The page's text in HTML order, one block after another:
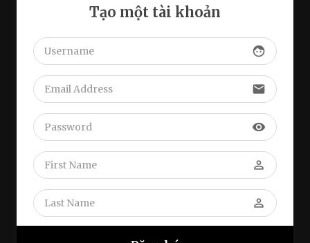
Tạo một tài khoản
face
email
visibility
perm_identity
perm_identity